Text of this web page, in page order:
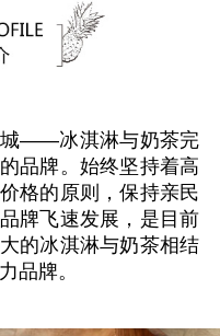
——冰淇淋与奶茶完
品牌。始终坚持着高
格的原则，保持亲民
牌飞速发展，是目前
的冰淇淋与奶茶相结
品牌。